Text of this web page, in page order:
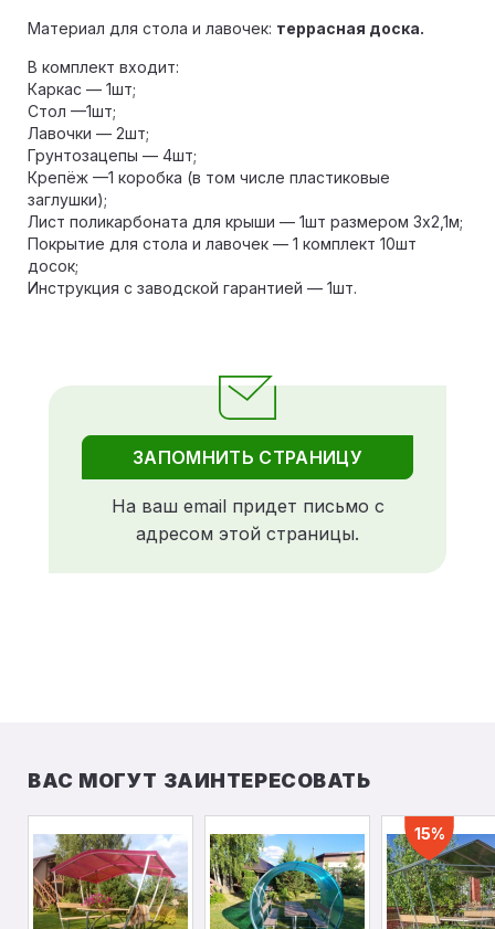
Материал для стола и лавочек: террасная доска.
В комплект входит:
Каркас — 1шт;
Стол —1шт;
Лавочки — 2шт;
Грунтозацепы — 4шт;
Крепёж —1 коробка (в том числе пластиковые
заглушки);
Лист поликарбоната для крыши — 1шт размером 3х2,1м;
Покрытие для стола и лавочек — 1 комплект 10шт
досок;
Инструкция с заводской гарантией — 1шт.
ЗАПОМНИТЬ СТРАНИЦУ
На ваш email придет письмо с
адресом этой страницы.
ВАС МОГУТ ЗАИНТЕРЕСОВАТЬ
15%